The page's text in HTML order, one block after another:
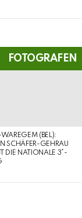
FOTOGRAFEN
WAREGEM (BEL):
SCHÄFER-GEHRAU
DIE NATIONALE 3*-